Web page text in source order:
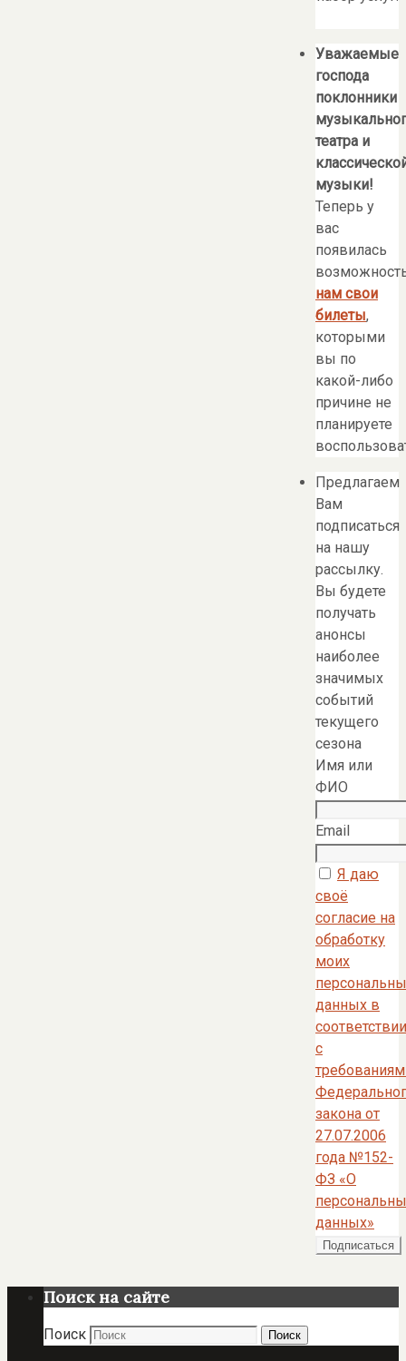
Уважаемые
господа
поклонники
театра и
музыки!
Теперь у
вас
появилась
нам свои
билеты,
которыми
вы по
какой-либо
причине не
планируете
Предлагаем
Вам
подписаться
на нашу
рассылку.
Вы будете
получать
анонсы
наиболее
значимых
событий
текущего
сезона
Имя или
ФИО
Email
Я даю
своё
согласие на
обработку
моих
данных в
соответствии
с
закона от
27.07.2006
года №152-
ФЗ «О
данных»
Поиск на сайте
Поиск Поиск